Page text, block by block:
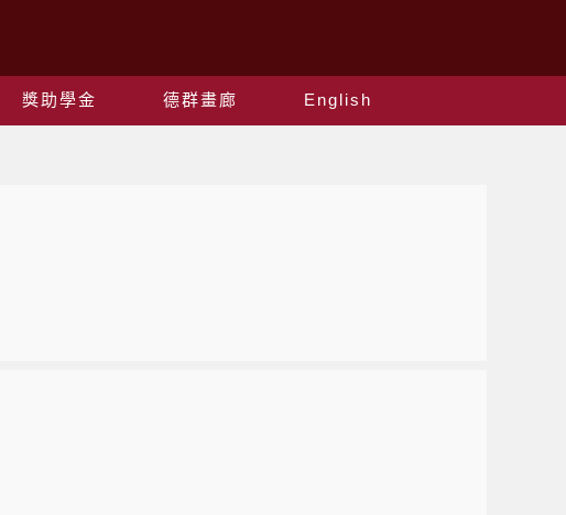
獎助學金 德群畫廊 English